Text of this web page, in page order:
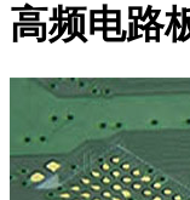
高频电路